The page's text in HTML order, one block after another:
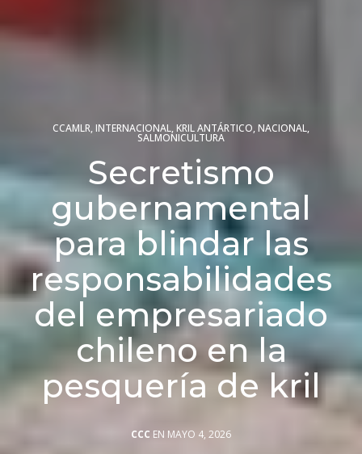
CCAMLR,INTERNACIONAL,KRIL ANTÁRTICO,NACIONAL,
SALMONICULTURA
Secretismo
gubernamental
para blindar las
responsabilidades
del empresariado
chileno en la
pesquería de kril
CCC EN MAYO 4, 2026